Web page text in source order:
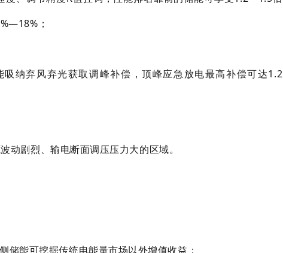
；
纳弃风弃光获取调峰补偿，顶峰应急放电最高补偿可达1.2
动剧烈、输电断面调压压力大的区域。
储能可挖掘传统电能量市场以外增值收益：